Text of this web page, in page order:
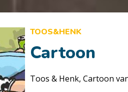
TOOS&HENK
Cartoon
Toos & Henk, Cartoon